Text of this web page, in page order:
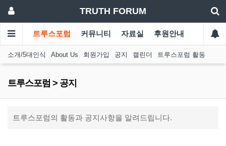
TRUTH FORUM
트루스포럼 커뮤니티 자료실 후원안내
소개/5대인식 About Us 회원가입 공지 캘린더 트루스포럼 활동
트루스포럼 > 공지
트루스포럼의 활동과 공지사항을 알려드립니다.